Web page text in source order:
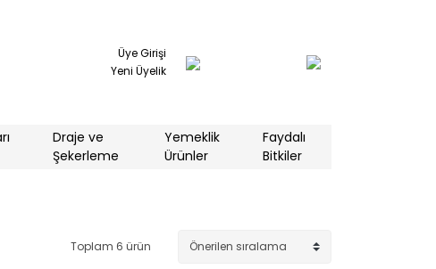
Üye Girişi
Yeni Üyelik
Draje ve
Şekerleme
Yemeklik
Ürünler
Faydalı
Bitkiler
Toplam 6 ürün